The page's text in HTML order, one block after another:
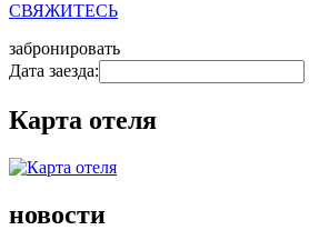
СВЯЖИТЕСЬ
забронировать
Дата заезда:
Карта отеля
новости